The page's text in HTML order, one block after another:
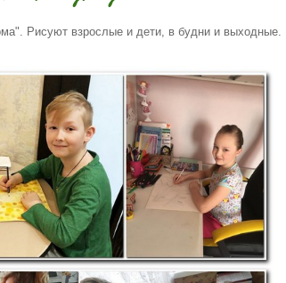
Рисуют взрослые и дети, в будни и выходные.